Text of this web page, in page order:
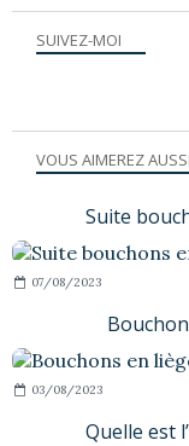
SUIVEZ-MOI
VOUS AIMEREZ
Suite
07/08/2023
03/08/2023
Quelle est